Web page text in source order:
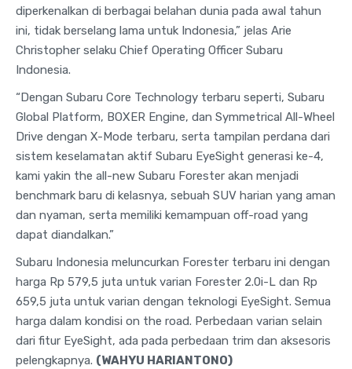
diperkenalkan di berbagai belahan dunia pada awal tahun
ini, tidak berselang lama untuk Indonesia,” jelas Arie
Christopher selaku Chief Operating Officer Subaru
Indonesia.
“Dengan Subaru Core Technology terbaru seperti, Subaru
Global Platform, BOXER Engine, dan Symmetrical All-Wheel
Drive dengan X-Mode terbaru, serta tampilan perdana dari
sistem keselamatan aktif Subaru EyeSight generasi ke-4,
kami yakin the all-new Subaru Forester akan menjadi
benchmark baru di kelasnya, sebuah SUV harian yang aman
dan nyaman, serta memiliki kemampuan off-road yang
dapat diandalkan.”
Subaru Indonesia meluncurkan Forester terbaru ini dengan
harga Rp 579,5 juta untuk varian Forester 2.0i-L dan Rp
659,5 juta untuk varian dengan teknologi EyeSight. Semua
harga dalam kondisi on the road. Perbedaan varian selain
dari fitur EyeSight, ada pada perbedaan trim dan aksesoris
pelengkapnya. (WAHYU HARIANTONO)